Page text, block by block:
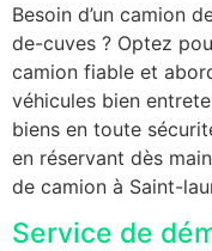
Besoin d’un camion
de-cuves ? Optez
camion fiable et
véhicules bien
biens en toute
en réservant dès
de camion à Saint-
Service de